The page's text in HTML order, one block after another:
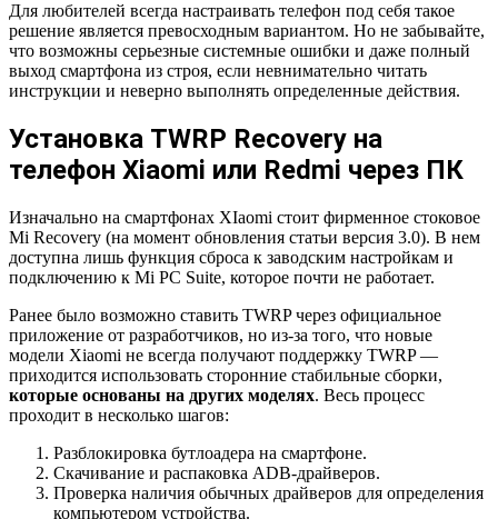
Для любителей всегда настраивать телефон под себя такое
решение является превосходным вариантом. Но не забывайте,
что возможны серьезные системные ошибки и даже полный
выход смартфона из строя, если невнимательно читать
инструкции и неверно выполнять определенные действия.
Установка TWRP Recovery на
телефон Xiaomi или Redmi через ПК
Изначально на смартфонах XIaomi стоит фирменное стоковое
Mi Recovery (на момент обновления статьи версия 3.0). В нем
доступна лишь функция сброса к заводским настройкам и
подключению к Mi PC Suite, которое почти не работает.
Ранее было возможно ставить TWRP через официальное
приложение от разработчиков, но из-за того, что новые
модели Xiaomi не всегда получают поддержку TWRP —
приходится использовать сторонние стабильные сборки,
которые основаны на других моделях. Весь процесс
проходит в несколько шагов:
Разблокировка бутлоадера на смартфоне.
Скачивание и распаковка ADB-драйверов.
Проверка наличия обычных драйверов для определения
компьютером устройства.